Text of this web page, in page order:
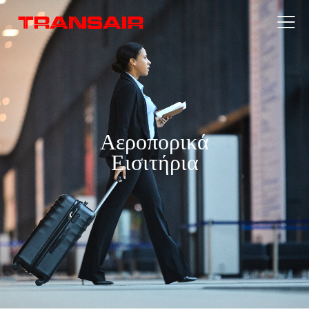
Αεροπορικά
Εισιτήρια